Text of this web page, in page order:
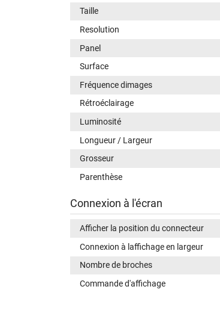
Taille
Resolution
Panel
Surface
Fréquence dimages
Rétroéclairage
Luminosité
Longueur / Largeur
Grosseur
Parenthèse
Connexion à l'écran
Afficher la position du connecteur
Connexion à laffichage en largeur
Nombre de broches
Commande d'affichage